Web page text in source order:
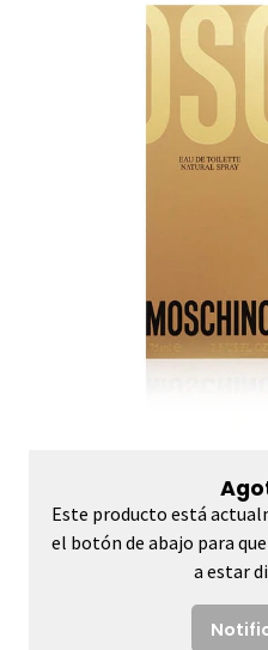
Este producto está
el botón de abajo para
a estar